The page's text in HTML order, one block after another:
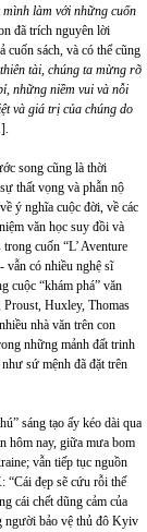
mình làm với những cuốn
đã trích nguyên lời
cuốn sách, và có thể cũng
tài, chúng ta mừng rỡ
những niềm vui và nỗi
và giá trị của chúng do
song cũng là thời
thất vọng và phẫn nộ
ý nghĩa cuộc đời, về các
văn học suy đồi và
cuốn “L’ Aventure
vẫn có nhiều nghệ sĩ
cuộc “khám phá” văn
Huxley, Thomas
nhà văn trên con
những mảnh đất trinh
sứ mệnh đã đặt trên
sáng tạo ấy kéo dài qua
hôm nay, giữa mưa bom
vẫn tiếp tục nguồn
“Cái đẹp sẽ cứu rỗi thế
cái chết dũng cảm của
người bảo vệ thủ đô Kyiv